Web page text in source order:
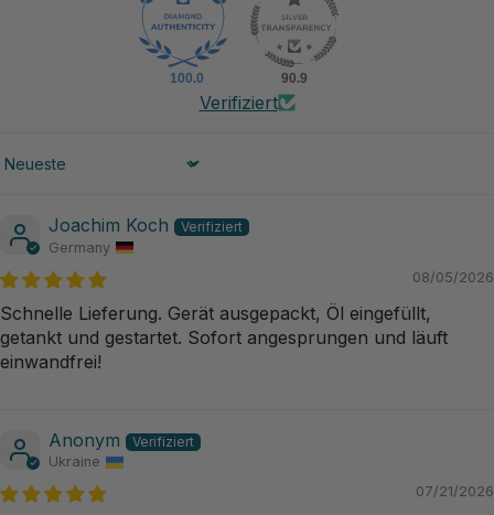
100.0 90.9
Verifiziert
Sort by
Joachim Koch
Germany
08/05/2026
Schnelle Lieferung. Gerät ausgepackt, Öl eingefüllt,
getankt und gestartet. Sofort angesprungen und läuft
einwandfrei!
Anonym
Ukraine
07/21/2026